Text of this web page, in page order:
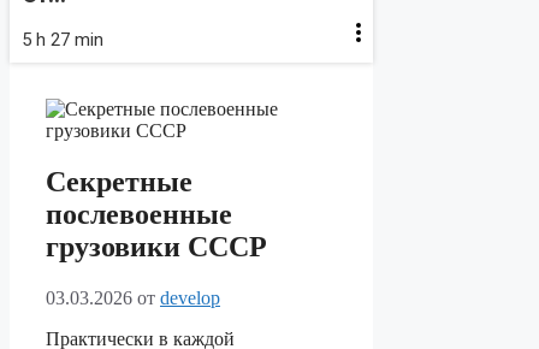
5 h 27 min
Секретные
послевоенные
грузовики СССР
03.03.2026 от develop
Практически в каждой